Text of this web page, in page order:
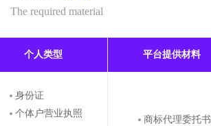
The required material
个人类型 平台提供材料
身份证
个体户营业执照
商标代理委托书